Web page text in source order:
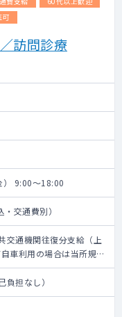
可
訪問診療
） 9:00～18:00
交通費別）
交通機関往復分支給（上
利用の場合は当所規定
給
負担なし）